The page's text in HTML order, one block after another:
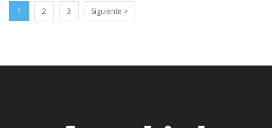
1 2 3 Siguiente >